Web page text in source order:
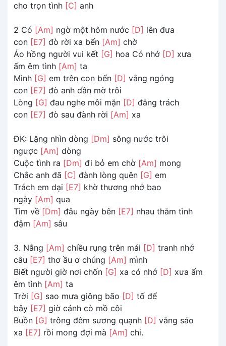
cho trọn tình [C] anh
2 Có [Am] ngờ một hôm nước [D] lên đưa
con [E7] đò rời xa bến [Am] chờ
Áo hồng người vui kết [G] hoa Có nhớ [D] xưa
ấm êm tình [Am] ta
Mình [G] em trên con bến [D] vắng ngóng
con [E7] đò anh dần mờ trôi
Lòng [G] đau nghe môi mặn [D] đắng trách
con [E7] đò sau đành rời [Am] xa
ĐK: Lặng nhìn dòng [Dm] sông nước trôi
ngược [Am] dòng
Cuộc tình ra [Dm] đi bỏ em chờ [Am] mong
Chắc anh đã [C] đành lòng quên [G] em
Trách em dại [E7] khờ thương nhớ bao
ngày [Am] qua
Tìm về [Dm] đâu ngày bên [E7] nhau thắm tình
đậm [Am] sâu
3. Nắng [Am] chiều rụng trên mái [D] tranh nhớ
câu [E7] thơ ầu ơ chúng [Am] mình
Biết người giờ nơi chốn [G] xa có nhớ [D] xưa ấm
êm tình [Am] ta
Trời [G] sao mưa giông bão [D] tố để
bây [E7] giờ cánh cò mồ côi
Buồn [G] trông đêm sương quạnh [D] vắng sáo
xa [E7] rồi mong đợi mà [Am] chi.